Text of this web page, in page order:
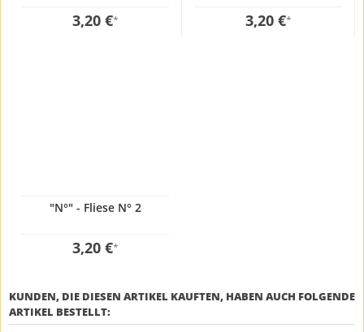
3,20 €* 3,20 €*
"N°" - Fliese N° 2
3,20 €*
KUNDEN, DIE DIESEN ARTIKEL KAUFTEN, HABEN AUCH FOLGENDE
ARTIKEL BESTELLT: